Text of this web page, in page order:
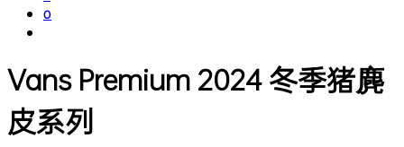
0
Vans Premium 2024 冬季猪麂
皮系列